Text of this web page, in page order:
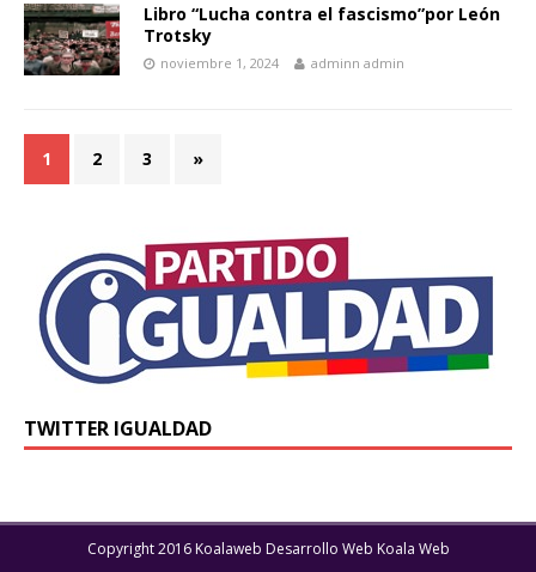
Libro “Lucha contra el fascismo”por León
Trotsky
noviembre 1, 2024 adminn admin
1 2 3 »
TWITTER IGUALDAD
Copyright 2016 Koalaweb Desarrollo Web Koala Web